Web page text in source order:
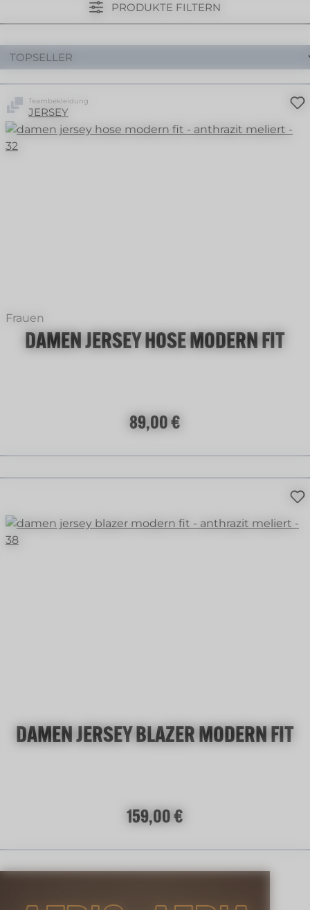
PRODUKTE FILTERN
Teambekleidung
JERSEY
Frauen
DAMEN JERSEY HOSE MODERN FIT
Regulärer Preis:
89,00 €
DAMEN JERSEY BLAZER MODERN FIT
Regulärer Preis:
159,00 €